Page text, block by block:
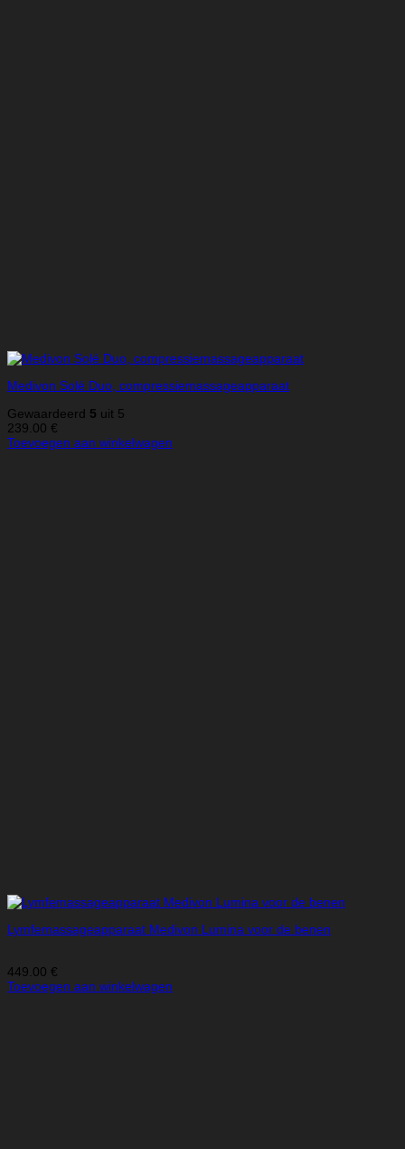
Medivon Solé Duo, compressiemassageapparaat
Gewaardeerd 5 uit 5
239.00 €
Toevoegen aan winkelwagen
Lymfemassageapparaat Medivon Lumina voor de benen
449.00 €
Toevoegen aan winkelwagen